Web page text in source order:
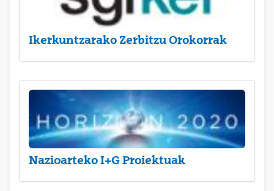
Ikerkuntzarako Zerbitzu Orokorrak
Nazioarteko I+G Proiektuak